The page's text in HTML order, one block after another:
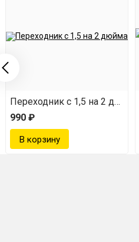
Переходник с 1,5 на 2 дюйма
990 ₽